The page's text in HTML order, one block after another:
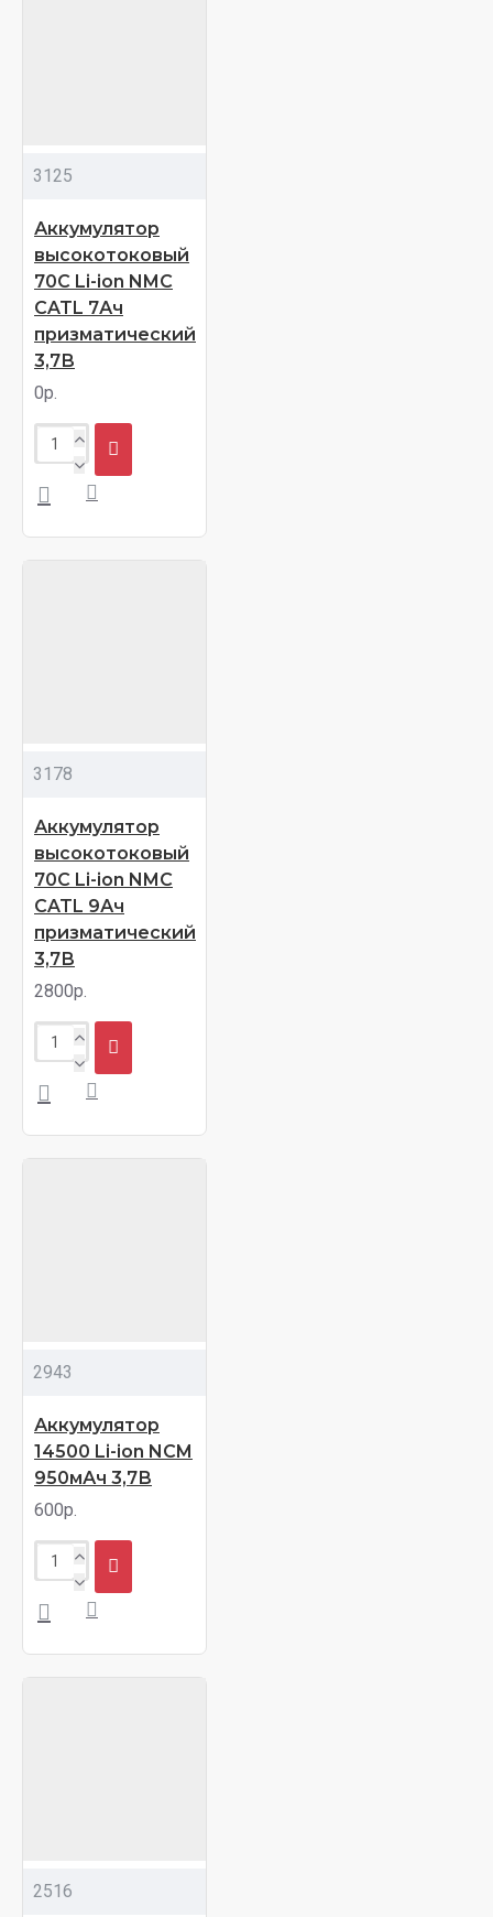
3125
Аккумулятор
высокотоковый
70С Li-ion NMC
CATL 7Ач
призматический
3,7В
0р.
3178
Аккумулятор
высокотоковый
70С Li-ion NMC
CATL 9Ач
призматический
3,7В
2800р.
2943
Аккумулятор
14500 Li-ion NCM
950мАч 3,7В
600р.
2516